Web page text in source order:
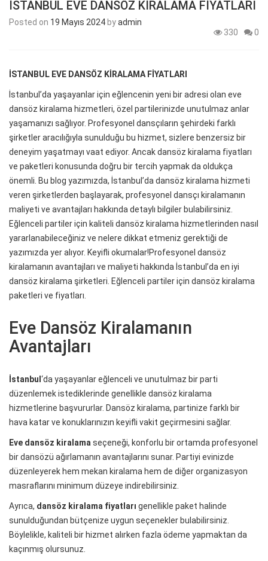
İSTANBUL EVE DANSÖZ KİRALAMA FİYATLARI
Posted on 19 Mayıs 2024byadmin
330
0
İSTANBUL EVE DANSÖZ KİRALAMA FİYATLARI
İstanbul’da yaşayanlar için eğlencenin yeni bir adresi olan eve
dansöz kiralama hizmetleri, özel partilerinizde unutulmaz anlar
yaşamanızı sağlıyor. Profesyonel dansçıların şehirdeki farklı
şirketler aracılığıyla sunulduğu bu hizmet, sizlere benzersiz bir
deneyim yaşatmayı vaat ediyor. Ancak dansöz kiralama fiyatları
ve paketleri konusunda doğru bir tercih yapmak da oldukça
önemli. Bu blog yazımızda, İstanbul’da dansöz kiralama hizmeti
veren şirketlerden başlayarak, profesyonel dansçı kiralamanın
maliyeti ve avantajları hakkında detaylı bilgiler bulabilirsiniz.
Eğlenceli partiler için kaliteli dansöz kiralama hizmetlerinden nasıl
yararlanabileceğiniz ve nelere dikkat etmeniz gerektiği de
yazımızda yer alıyor. Keyifli okumalar!Profesyonel dansöz
kiralamanın avantajları ve maliyeti hakkında İstanbul’da en iyi
dansöz kiralama şirketleri. Eğlenceli partiler için dansöz kiralama
paketleri ve fiyatları.
Eve Dansöz Kiralamanın
Avantajları
İstanbul‘da yaşayanlar eğlenceli ve unutulmaz bir parti
düzenlemek istediklerinde genellikle dansöz kiralama
hizmetlerine başvururlar. Dansöz kiralama, partinize farklı bir
hava katar ve konuklarınızın keyifli vakit geçirmesini sağlar.
Eve dansöz kiralama seçeneği, konforlu bir ortamda profesyonel
bir dansözü ağırlamanın avantajlarını sunar. Partiyi evinizde
düzenleyerek hem mekan kiralama hem de diğer organizasyon
masraflarını minimum düzeye indirebilirsiniz.
Ayrıca, dansöz kiralama fiyatları genellikle paket halinde
sunulduğundan bütçenize uygun seçenekler bulabilirsiniz.
Böylelikle, kaliteli bir hizmet alırken fazla ödeme yapmaktan da
kaçınmış olursunuz.